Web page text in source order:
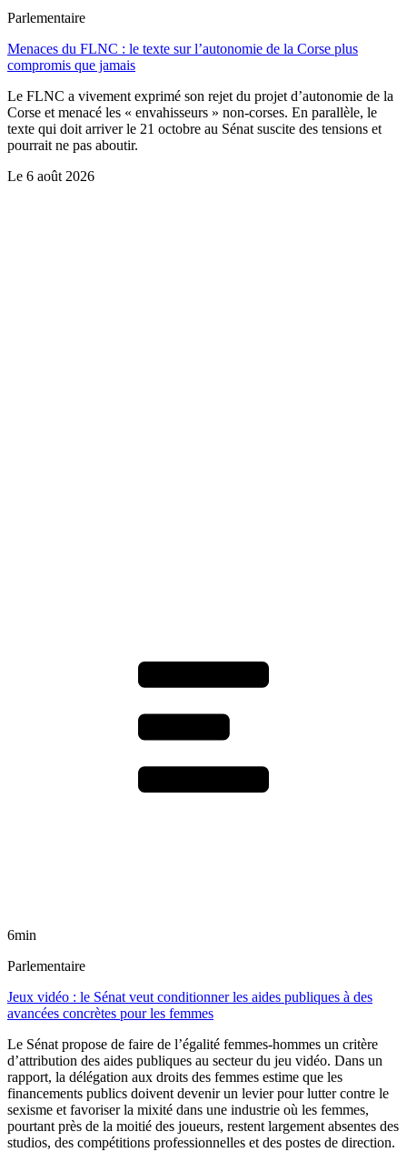
Parlementaire
Menaces du FLNC : le texte sur l’autonomie de la Corse plus
compromis que jamais
Le FLNC a vivement exprimé son rejet du projet d’autonomie de la
Corse et menacé les « envahisseurs » non-corses. En parallèle, le
texte qui doit arriver le 21 octobre au Sénat suscite des tensions et
pourrait ne pas aboutir.
Le 6 août 2026
6min
Parlementaire
Jeux vidéo : le Sénat veut conditionner les aides publiques à des
avancées concrètes pour les femmes
Le Sénat propose de faire de l’égalité femmes-hommes un critère
d’attribution des aides publiques au secteur du jeu vidéo. Dans un
rapport, la délégation aux droits des femmes estime que les
financements publics doivent devenir un levier pour lutter contre le
sexisme et favoriser la mixité dans une industrie où les femmes,
pourtant près de la moitié des joueurs, restent largement absentes des
studios, des compétitions professionnelles et des postes de direction.